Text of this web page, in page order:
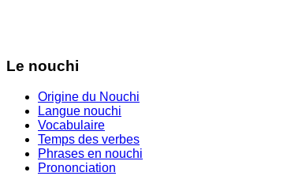
Le nouchi
Origine du Nouchi
Langue nouchi
Vocabulaire
Temps des verbes
Phrases en nouchi
Prononciation